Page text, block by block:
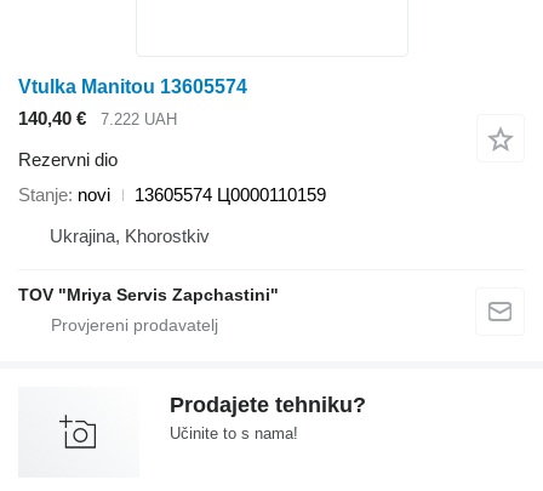
Vtulka Manitou 13605574
140,40 €
7.222 UAH
Rezervni dio
Stanje novi
13605574 Ц0000110159
Ukrajina, Khorostkiv
TOV "Mriya Servis Zapchastini"
Prodajete tehniku?
Učinite to s nama!